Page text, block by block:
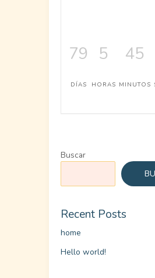
79
DÍAS
5
HORAS
45
MINUTOS
Buscar
Recent Posts
home
Hello world!